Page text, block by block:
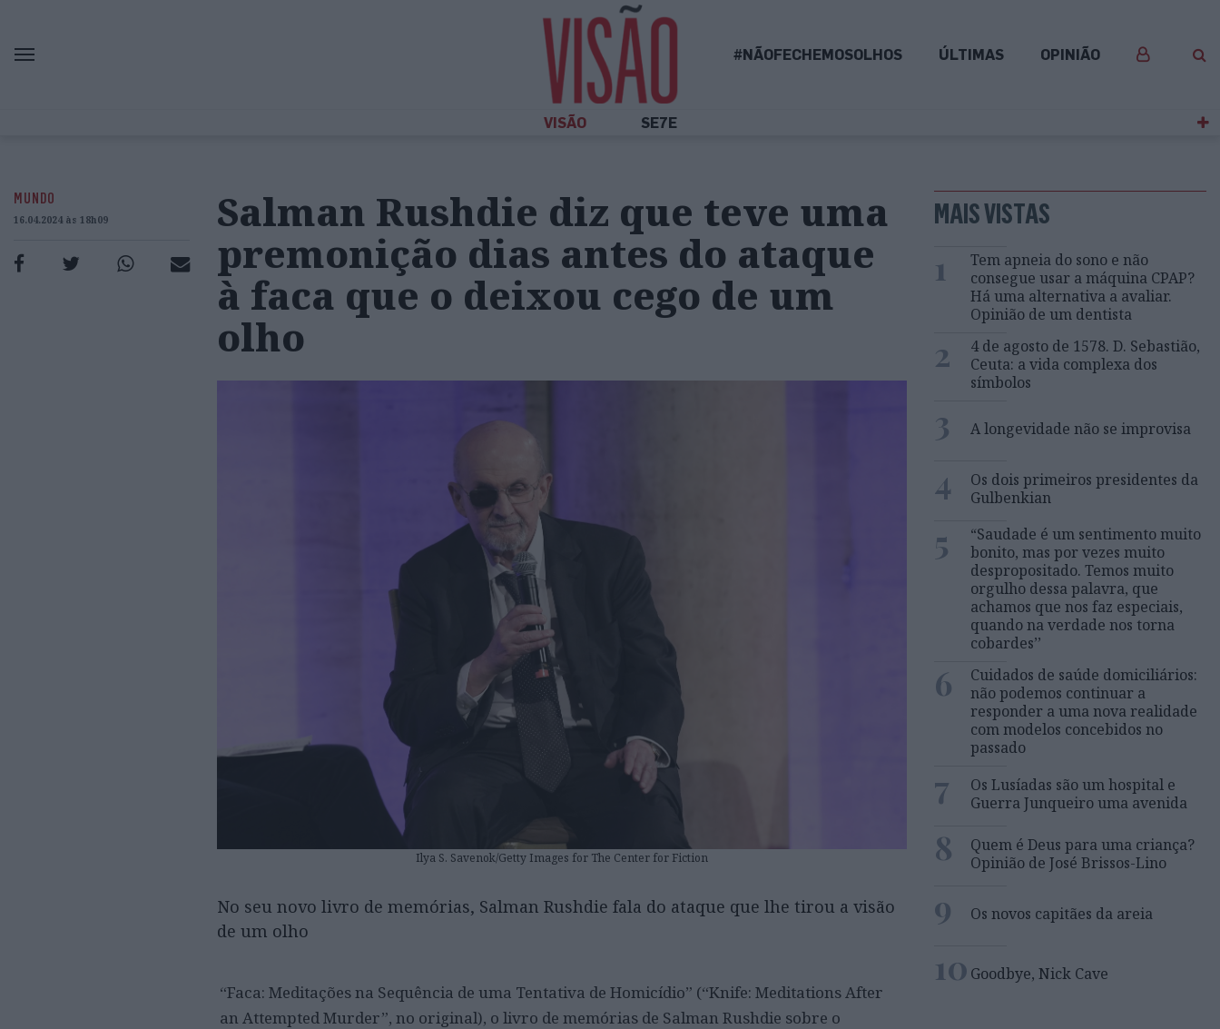
#NÃOFECHEMOSOLHOS ÚLTIMAS OPINIÃO
VISÃO SE7E
MUNDO
16.04.2024 às 18h09
Salman Rushdie diz que teve uma
premonição dias antes do ataque
à faca que o deixou cego de um
olho
Ilya S. Savenok/Getty Images for The Center for Fiction
No seu novo livro de memórias, Salman Rushdie fala do ataque que lhe tirou a visão
de um olho
“Faca: Meditações na Sequência de uma Tentativa de Homicídio” (“Knife: Meditations After
an Attempted Murder”, no original), o livro de memórias de Salman Rushdie sobre o
MAIS VISTAS
1
Tem apneia do sono e não
consegue usar a máquina CPAP?
Há uma alternativa a avaliar.
Opinião de um dentista
2
4 de agosto de 1578. D. Sebastião,
Ceuta: a vida complexa dos
símbolos
3 A longevidade não se improvisa
4
Os dois primeiros presidentes da
Gulbenkian
5
“Saudade é um sentimento muito
bonito, mas por vezes muito
despropositado. Temos muito
orgulho dessa palavra, que
achamos que nos faz especiais,
quando na verdade nos torna
cobardes’’
6
Cuidados de saúde domiciliários:
não podemos continuar a
responder a uma nova realidade
com modelos concebidos no
passado
7
Os Lusíadas são um hospital e
Guerra Junqueiro uma avenida
8
Quem é Deus para uma criança?
Opinião de José Brissos-Lino
9 Os novos capitães da areia
10 Goodbye, Nick Cave